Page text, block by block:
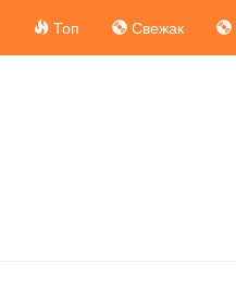
Топ Свежак